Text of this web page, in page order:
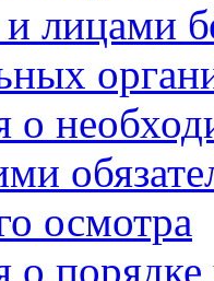
лицами
осмотра
порядке